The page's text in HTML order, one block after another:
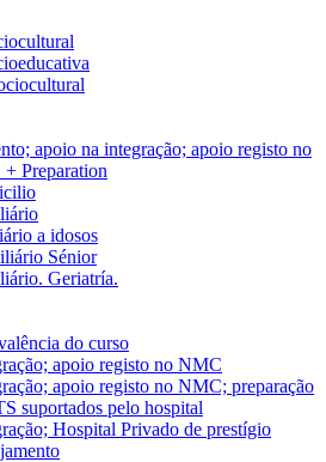
apoio na integração; apoio registo no
Preparation
a idosos
Sénior
Geriatría.
do curso
apoio registo no NMC
apoio registo no NMC; preparação
suportados pelo hospital
Hospital Privado de prestígio